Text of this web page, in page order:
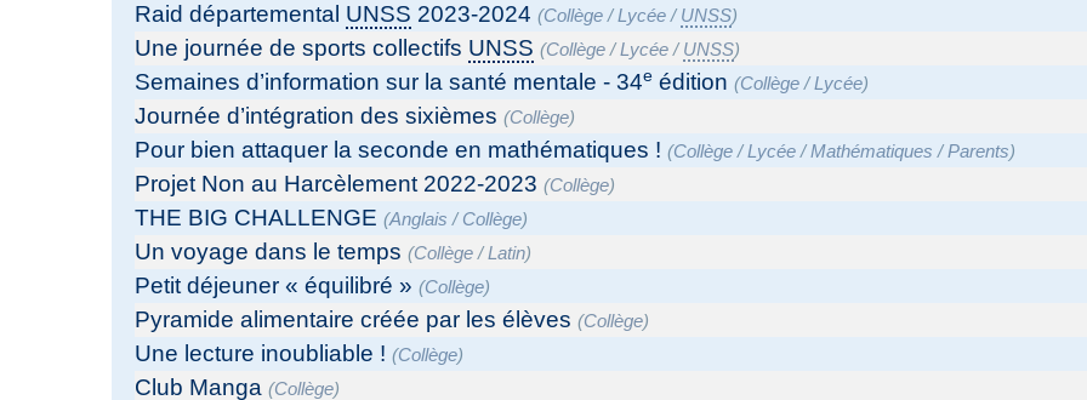
Raid départemental UNSS 2023-2024 (Collège /Lycée /UNSS)
Une journée de sports collectifs UNSS (Collège /Lycée /UNSS)
Semaines d’information sur la santé mentale - 34e édition (Collège /Lycée)
Journée d’intégration des sixièmes (Collège)
Pour bien attaquer la seconde en mathématiques ! (Collège /Lycée /Mathématiques /Parents)
Projet Non au Harcèlement 2022-2023 (Collège)
THE BIG CHALLENGE (Anglais /Collège)
Un voyage dans le temps (Collège /Latin)
Petit déjeuner « équilibré » (Collège)
Pyramide alimentaire créée par les élèves (Collège)
Une lecture inoubliable ! (Collège)
Club Manga (Collège)